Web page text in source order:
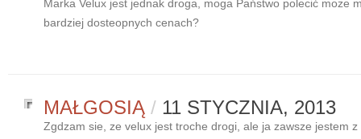
Marka Velux jest jednak droga, moga Państwo polecić może
bardziej dosteopnych cenach?
MAŁGOSIĄ / 11 STYCZNIA, 2013
Zgdzam sie, ze velux jest troche drogi, ale ja zawsze jestem z